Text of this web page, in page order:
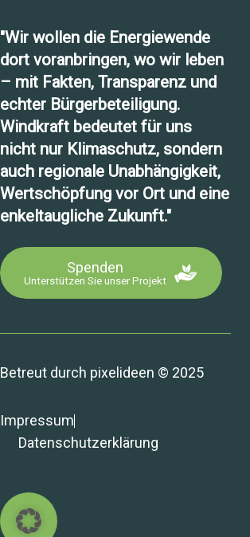
"Wir wollen die Energiewende
dort voranbringen, wo wir leben
– mit Fakten, Transparenz und
echter Bürgerbeteiligung.
Windkraft bedeutet für uns
nicht nur Klimaschutz, sondern
auch regionale Unabhängigkeit,
Wertschöpfung vor Ort und eine
enkeltaugliche Zukunft."
Spenden
Unterstützen Sie unser Projekt
Betreut durch pixelideen © 2025
Impressum
Datenschutzerklärung